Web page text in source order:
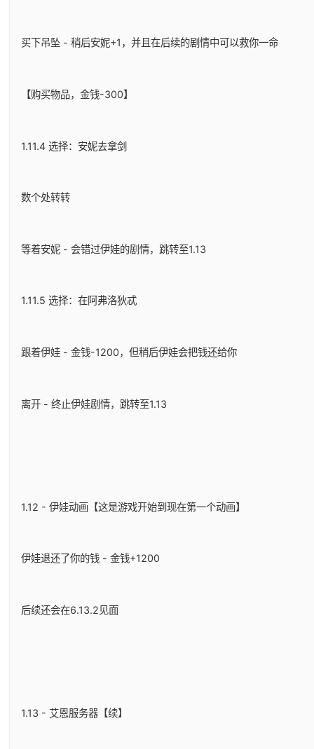
买下吊坠 - 稍后安妮+1，并且在后续的剧情中可以救你一命
【购买物品，金钱-300】
1.11.4 选择：安妮去拿剑
数个处转转
等着安妮 - 会错过伊娃的剧情，跳转至1.13
1.11.5 选择：在阿弗洛狄忒
跟着伊娃 - 金钱-1200，但稍后伊娃会把钱还给你
离开 - 终止伊娃剧情，跳转至1.13
1.12 - 伊娃动画【这是游戏开始到现在第一个动画】
伊娃退还了你的钱 - 金钱+1200
后续还会在6.13.2见面
1.13 - 艾恩服务器【续】